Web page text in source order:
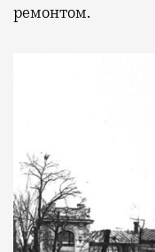
ремонтом.